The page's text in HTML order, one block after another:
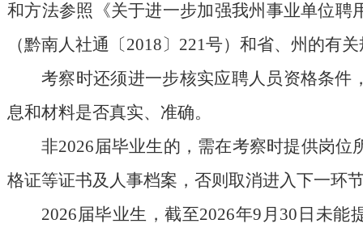
和方法参照《关于进一步加强我州事业单位聘
（黔南人社通〔2018〕 221号）和省、 州的有
考察时还须进一步核实应聘人员资格条件
息和材料是否真实、准确。
非2026届毕业生的 ，需在考察时提供岗
格证等证书及人事档案，否则取消进入下一环
2026届毕业生，截至2026年9 月 30 日未能